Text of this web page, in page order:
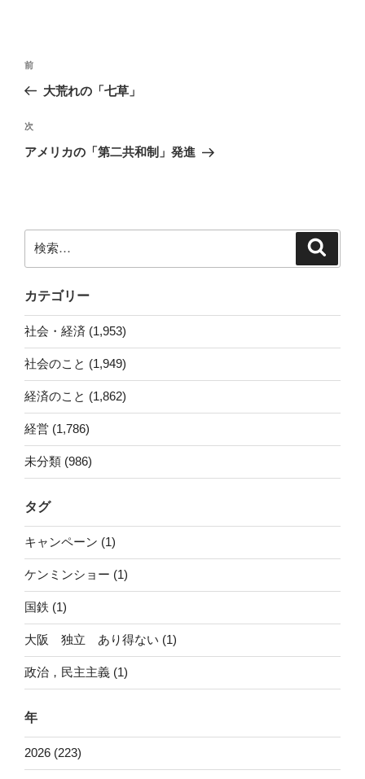
投
ビ
ゲ
ン
前
の
稿
前
大荒れの「七草」
次
の
次
アメリカの「第二共和制」発進
索:
カテゴリー
社会・経済 (1,953)
社会のこと (1,949)
経済のこと (1,862)
経営 (1,786)
未分類 (986)
タグ
キャンペーン (1)
ケンミンショー (1)
国鉄 (1)
大阪 独立 あり得ない (1)
政治，民主主義 (1)
年
2026 (223)